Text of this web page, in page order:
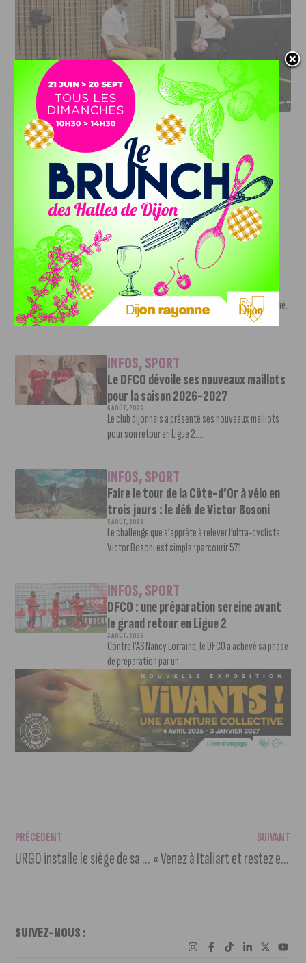
DFCO : RENCONTRE AVEC PIERRE-HENRI DEBALLON,
L’ARTISAN DE LA MONTÉE EN LIGUE 2
INFOS SPORT
DFCO : Rencontre avec Pierre-Henri
Deballon, l’artisan de la montée en
Ligue 2
Le DFCO est de retour en Ligue 2 après trois ans
d’absence. La saison...
INFOS,SPORT
Nouvelle arrivée à la JDA Basket,
Shevon Thompson est dijonnais
7 AOÛT, 2026
Le mercato estival de la JDA n’est pas encore terminé.
Une nouvelle recrue vient...
INFOS,SPORT
Le DFCO dévoile ses nouveaux maillots
pour la saison 2026-2027
6 AOÛT, 2026
Le club dijonnais a présenté ses nouveaux maillots
pour son retour en Ligue 2....
INFOS,SPORT
Faire le tour de la Côte-d’Or à vélo en
trois jours : le défi de Victor Bosoni
5 AOÛT, 2026
Le challenge que s’apprête à relever l’ultra-cycliste
Victor Bosoni est simple : parcourir 571...
INFOS,SPORT
DFCO : une préparation sereine avant
le grand retour en Ligue 2
3 AOÛT, 2026
Contre l’AS Nancy Lorraine, le DFCO a achevé sa phase
de préparation par un...
PRÉCÉDENT
URGO installe le siège de sa division Healthcare au centre Dauphine
SUIVANT
« Venez à Italiart et restez enfant » : Italiart fête ses 20 ans
SUIVEZ-NOUS :